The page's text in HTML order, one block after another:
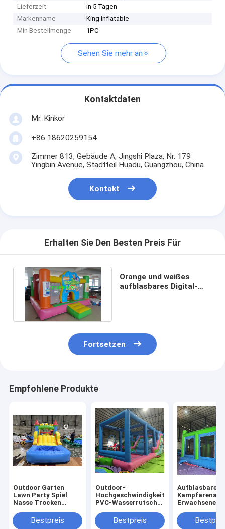
Lieferzeit
in 5 Tagen
Markenname
King Inflatable
Min Bestellmenge
1PC
Sehen Sie mehr an
Kontaktdaten
Mr. Kinkor
+86 18620259154
Zimmer 813, Gebäude A, Jingshi Plaza, Nr. 179
Yingbin Avenue, Stadtteil Huadu, Guangzhou, China.
Kontakt
Erhalten Sie Den Besten Preis Für
Orange und weißes
aufblasbares Digital-
Fortsetzen
Empfohlene Produkte
Outdoor Garten
Lawn Party Spiel
Nasse Trocken
Sprunghaus Combo
Hindernisplatz mit
Bestpreis
Outdoor-
Hochgeschwindigkeits-
PVC-Wasserrutsche
AufblasenBestpreis
Aufblasbare
Kampfarena
Erwachsene
Aufblasbare
Gladiatoren